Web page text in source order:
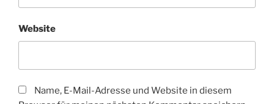
Website
Name, E-Mail-Adresse und Website in diesem